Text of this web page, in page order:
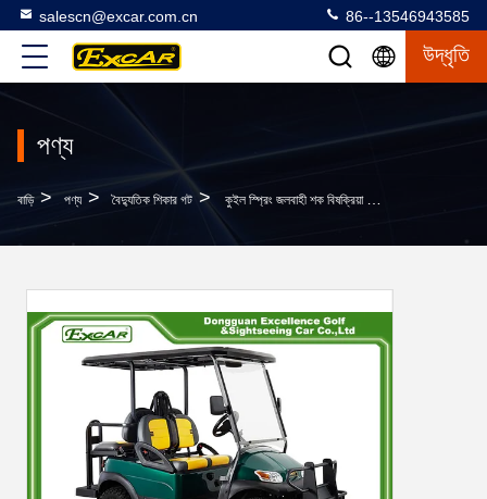
salescn@excar.com.cn 86--13546943585
উদ্ধৃতি
পণ্য
বাড়ি > পণ্য > বৈদ্যুতিক শিকার গট > কুইল স্প্রিং জলবাহী শক বিষক্রিয়া সঙ্গে 3-4 যাত্রী বৈদ্যুতিক শিকার গাড়ি